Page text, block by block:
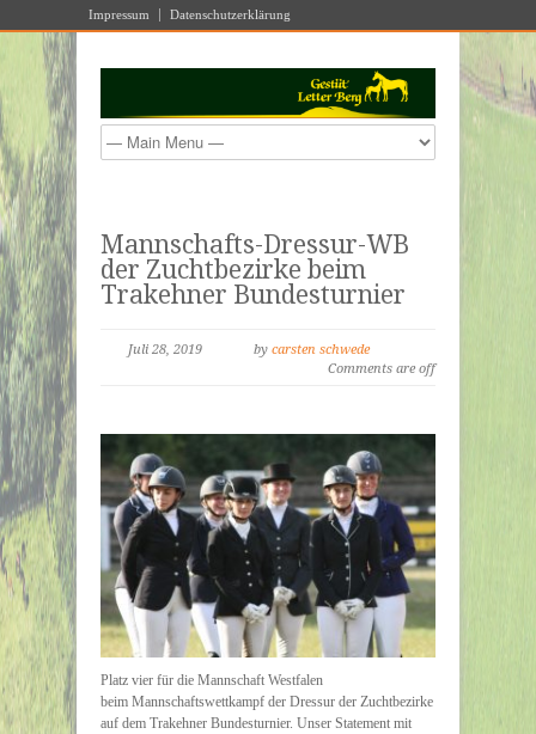
Impressum Datenschutzerklärung
Mannschafts-Dressur-WB
der Zuchtbezirke beim
Trakehner Bundesturnier
Juli 28, 2019 by carsten schwede
Comments are off
Platz vier für die Mannschaft Westfalen
beim Mannschaftswettkampf der Dressur der Zuchtbezirke
auf dem Trakehner Bundesturnier. Unser Statement mit